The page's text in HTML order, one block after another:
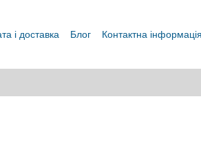
і доставка Блог Контактна інформація